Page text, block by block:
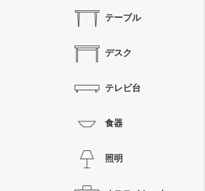
テーブル
デスク
テレビ台
食器
照明